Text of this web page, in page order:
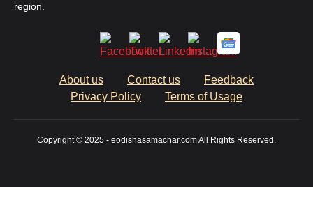
region.
About us Contact us
Feedback
Privacy Policy
Terms of Usage
Copyright © 2025 - eodishasamachar.com All Rights Reserved.